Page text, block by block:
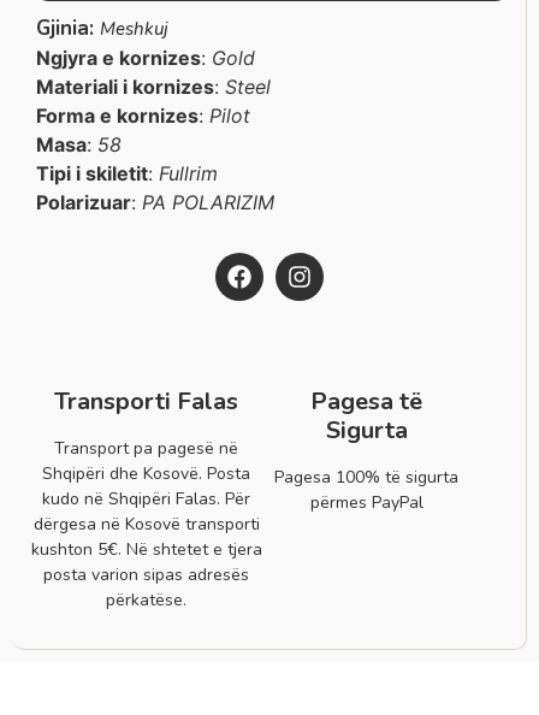
Gjinia: Meshkuj
Ngjyra e kornizes: Gold
Materiali i kornizes: Steel
Forma e kornizes: Pilot
Masa: 58
Tipi i skiletit: Fullrim
Polarizuar: PA POLARIZIM
Transporti Falas
Transport pa pagesë në
Shqipëri dhe Kosovë. Posta
kudo në Shqipëri Falas. Për
dërgesa në Kosovë transporti
kushton 5€. Në shtetet e tjera
posta varion sipas adresës
përkatëse.
Pagesa të
Sigurta
Pagesa 100% të sigurta
përmes PayPal